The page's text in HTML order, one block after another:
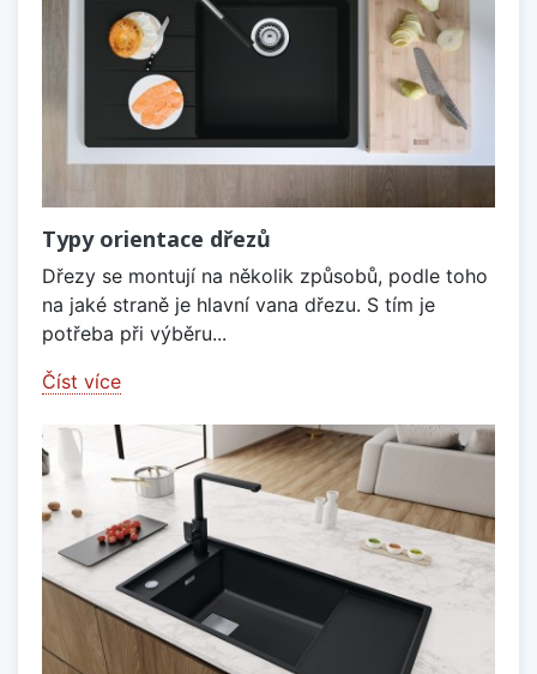
Typy orientace dřezů
Dřezy se montují na několik způsobů, podle toho
na jaké straně je hlavní vana dřezu. S tím je
potřeba při výběru...
Číst více